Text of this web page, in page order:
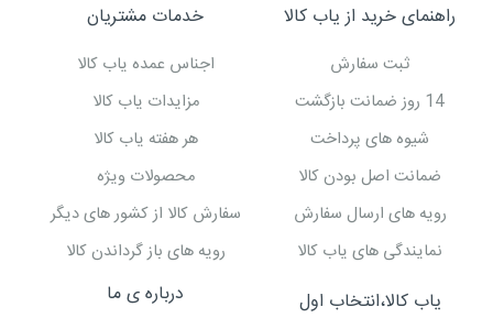
راهنمای خرید از یاب کالا
ثبت سفارش
14 روز ضمانت بازگشت
شیوه های پرداخت
ضمانت اصل بودن کالا
رویه های ارسال سفارش
نمایندگی های یاب کالا
خدمات مشتریان
اجناس عمده یاب کالا
مزایدات یاب کالا
هر هفته یاب کالا
محصولات ویژه
سفارش کالا از کشور های دیگر
رویه های باز گرداندن کالا
یاب کالا،انتخاب اول درباره ی ما